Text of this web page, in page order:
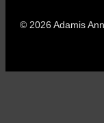
© 2026 Adamis